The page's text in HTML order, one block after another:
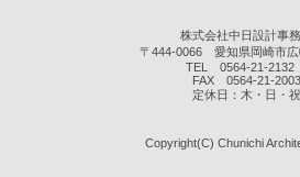
株式会社中日設計事
〒444-0066 愛知県岡崎市広
TEL 0564-21-2132
FAX 0564-21-2003
定休日：木・日・祝
Copyright(C) Chunichi